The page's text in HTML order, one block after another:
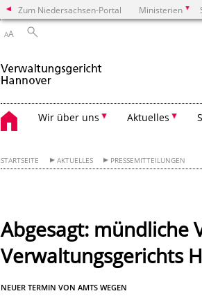
Zum Niedersachsen-Portal Ministerien
AA
Wir über uns Aktuelles
STARTSEITE AKTUELLES PRESSEMITTEILUNGEN
Abgesagt: mündliche
Verwaltungsgerichts
NEUER TERMIN VON AMTS WEGEN